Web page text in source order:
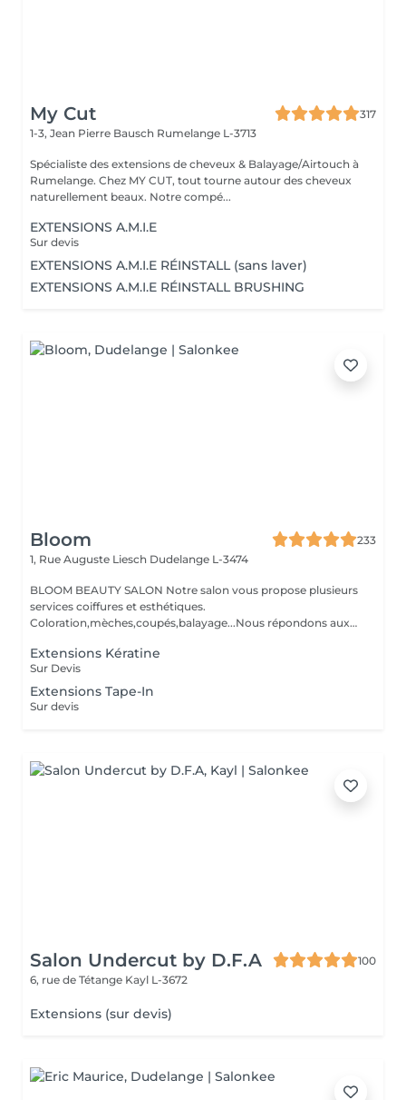
My Cut
317
1-3, Jean Pierre Bausch Rumelange L-3713
Spécialiste des extensions de cheveux & Balayage/Airtouch à
Rumelange. Chez MY CUT, tout tourne autour des cheveux
naturellement beaux. Notre compé...
EXTENSIONS A.M.I.E
Sur devis
EXTENSIONS A.M.I.E RÉINSTALL (sans laver)
EXTENSIONS A.M.I.E RÉINSTALL BRUSHING
Bloom
233
1, Rue Auguste Liesch Dudelange L-3474
BLOOM BEAUTY SALON Notre salon vous propose plusieurs
services coiffures et esthétiques.
Coloration,mèches,coupés,balayage...Nous répondons aux
Extensions Kératine
Sur Devis
Extensions Tape-In
Sur devis
Salon Undercut by D.F.A
100
6, rue de Tétange Kayl L-3672
Extensions (sur devis)